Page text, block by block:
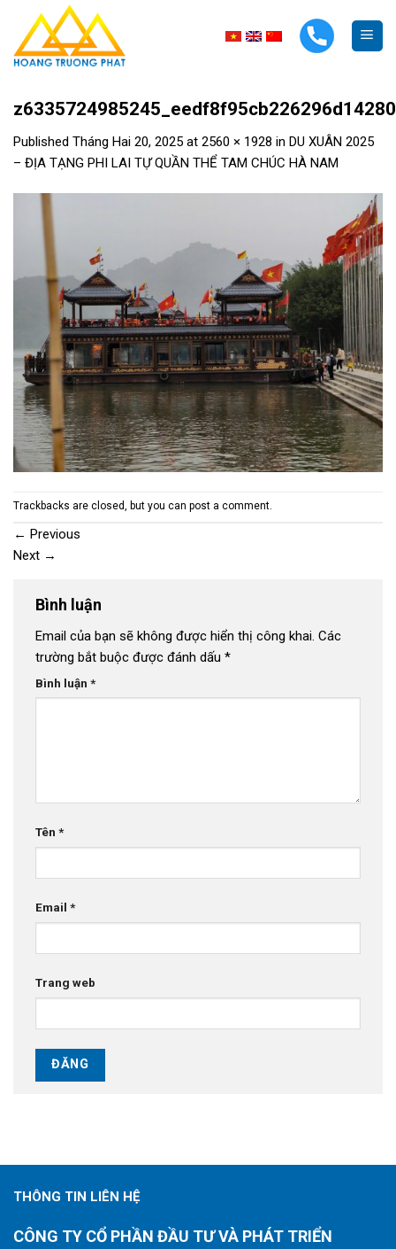
content
Published Tháng Hai 20, 2025 at 2560 × 1928 in DU XUÂN 2025
– ĐỊA TẠNG PHI LAI TỰ QUẦN THỂ TAM CHÚC HÀ NAM
Trackbacks are closed, but you can post a comment.
← Previous
Next →
Bình luận
Email của bạn sẽ không được hiển thị công khai. Các
trường bắt buộc được đánh dấu *
Bình luận *
Tên *
Email *
Trang web
THÔNG TIN LIÊN HỆ
CÔNG TY CỔ PHẦN ĐẦU TƯ VÀ PHÁT TRIỂN